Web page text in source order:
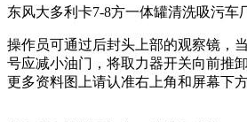
东风大多利卡7-8方一体罐清洗吸污车
操作员可通过后封头上部的观察镜，
号应减小油门，将取力器开关向前推
更多资料图上请认准右上角和屏幕下